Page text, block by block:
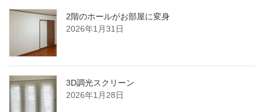
2階のホールがお部屋に変身
2026年1月31日
3D調光スクリーン
2026年1月28日